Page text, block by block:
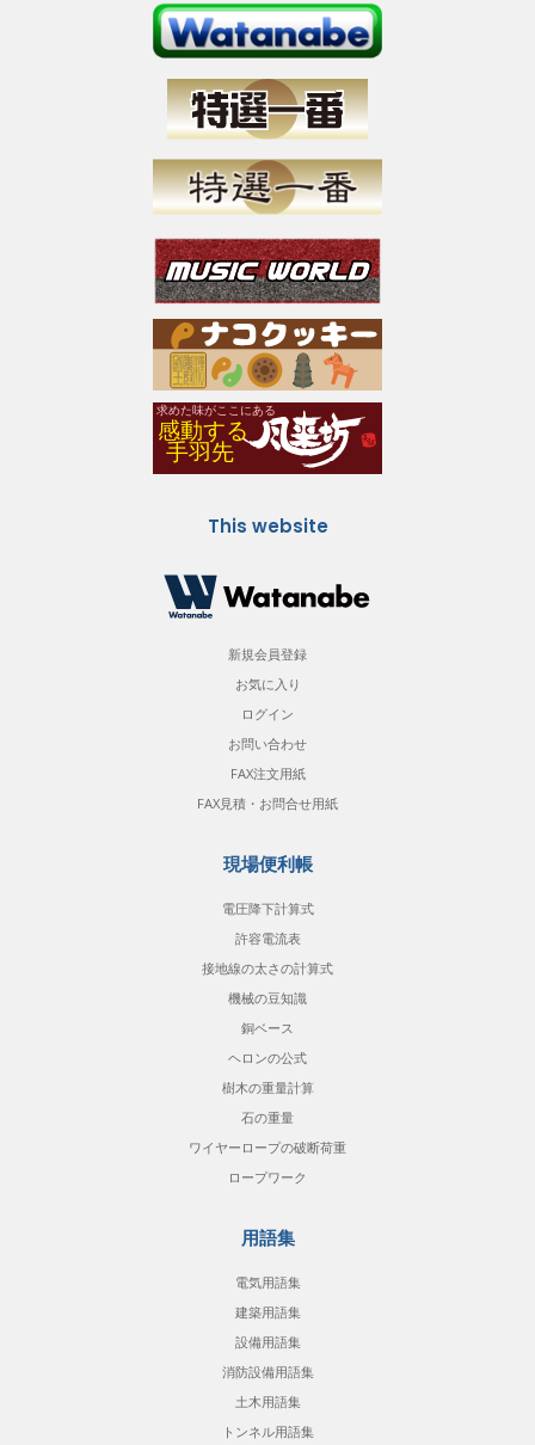
This website
新規会員登録
お気に入り
ログイン
お問い合わせ
FAX注文用紙
FAX見積・お問合せ用紙
現場便利帳
電圧降下計算式
許容電流表
接地線の太さの計算式
機械の豆知識
銅ベース
ヘロンの公式
樹木の重量計算
石の重量
ワイヤーロープの破断荷重
ロープワーク
用語集
電気用語集
建築用語集
設備用語集
消防設備用語集
土木用語集
トンネル用語集